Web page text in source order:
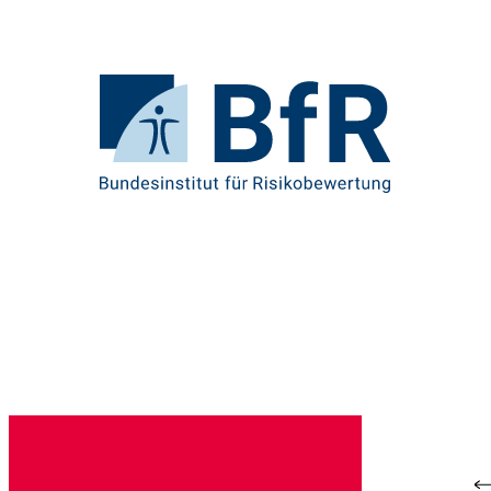
Startseite
von